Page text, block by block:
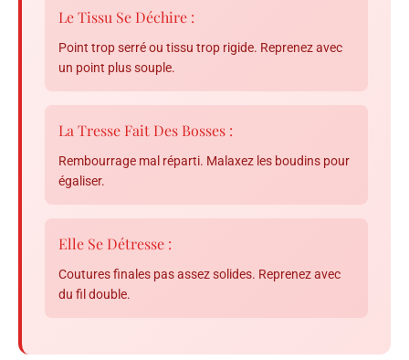
Le Tissu Se Déchire :
Point trop serré ou tissu trop rigide. Reprenez avec
un point plus souple.
La Tresse Fait Des Bosses :
Rembourrage mal réparti. Malaxez les boudins pour
égaliser.
Elle Se Détresse :
Coutures finales pas assez solides. Reprenez avec
du fil double.